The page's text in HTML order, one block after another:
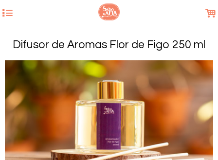
4 .
Difusor de Aromas Flor de Figo 250 ml